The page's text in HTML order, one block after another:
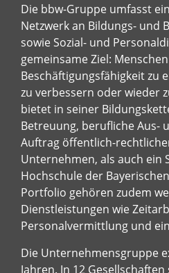
Die bbw-Gruppe umfasst
Netzwerk an Bildungs- und
sowie Sozial- und
gemeinsame Ziel:
Beschäftigungsfähigkeit zu
zu verbessern oder wieder
bietet in seiner
Betreuung, berufliche Aus-
Auftrag öffentlich-
Unternehmen, als auch ein
Hochschule der
Portfolio gehören zudem
Dienstleistungen wie
Personalvermittlung und
Die Unternehmensgruppe
Jahren. In 12